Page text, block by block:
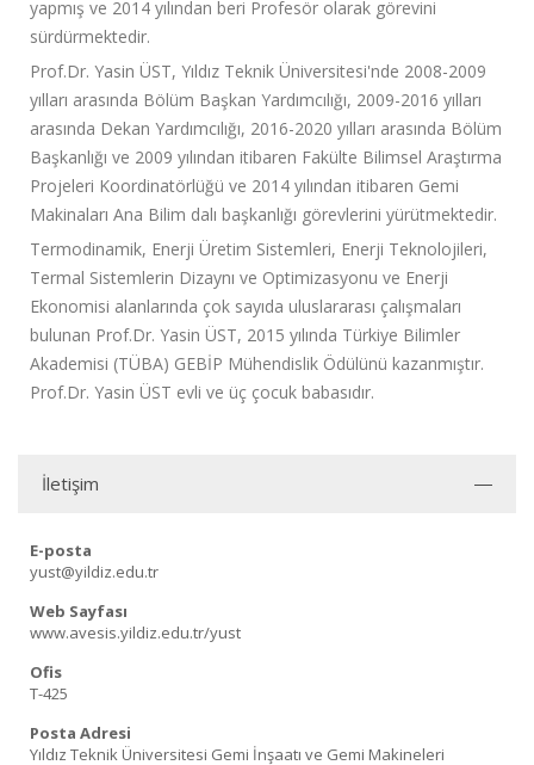
yapmış ve 2014 yılından beri Profesör olarak görevini
sürdürmektedir.
Prof.Dr. Yasin ÜST, Yıldız Teknik Üniversitesi'nde 2008-2009
yılları arasında Bölüm Başkan Yardımcılığı, 2009-2016 yılları
arasında Dekan Yardımcılığı, 2016-2020 yılları arasında Bölüm
Başkanlığı ve 2009 yılından itibaren Fakülte Bilimsel Araştırma
Projeleri Koordinatörlüğü ve 2014 yılından itibaren Gemi
Makinaları Ana Bilim dalı başkanlığı görevlerini yürütmektedir.
Termodinamik, Enerji Üretim Sistemleri, Enerji Teknolojileri,
Termal Sistemlerin Dizaynı ve Optimizasyonu ve Enerji
Ekonomisi alanlarında çok sayıda uluslararası çalışmaları
bulunan Prof.Dr. Yasin ÜST, 2015 yılında Türkiye Bilimler
Akademisi (TÜBA) GEBİP Mühendislik Ödülünü kazanmıştır.
Prof.Dr. Yasin ÜST evli ve üç çocuk babasıdır.
İletişim
E-posta
yust@yildiz.edu.tr
Web Sayfası
www.avesis.yildiz.edu.tr/yust
Ofis
T-425
Posta Adresi
Yıldız Teknik Üniversitesi Gemi İnşaatı ve Gemi Makineleri